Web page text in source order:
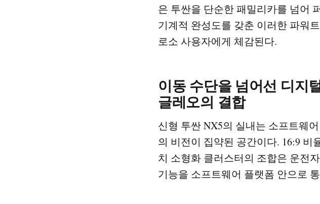
은 투싼을 단순한 패밀리카를 넘어
기계적 완성도를 갖춘 이러한 파워
로소 사용자에게 체감된다.
이동 수단을 넘어선 디지
글레오의 결합
신형 투싼 NX5의 실내는 소프트웨
의 비전이 집약된 공간이다. 16:9 비
치 소형화 클러스터의 조합은 운전
기능을 소프트웨어 플랫폼 안으로